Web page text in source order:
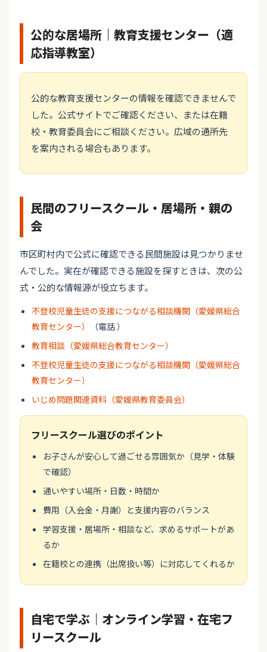
公的な居場所｜教育支援センター（適
応指導教室）
公的な教育支援センターの情報を確認できませんで
した。公式サイトでご確認ください、または在籍
校・教育委員会にご相談ください。広域の通所先
を案内される場合もあります。
民間のフリースクール・居場所・親の
会
市区町村内で公式に確認できる民間施設は見つかりませ
んでした。実在が確認できる施設を探すときは、次の公
式・公的な情報源が役立ちます。
不登校児童生徒の支援につながる相談機関（愛媛県総合
教育センター）
（電話 ）
教育相談（愛媛県総合教育センター）
不登校児童生徒の支援につながる相談機関（愛媛県総合
教育センター）
いじめ問題関連資料（愛媛県教育委員会）
フリースクール選びのポイント
お子さんが安心して過ごせる雰囲気か（見学・体験
で確認）
通いやすい場所・日数・時間か
費用（入会金・月謝）と支援内容のバランス
学習支援・居場所・相談など、求めるサポートがあ
るか
在籍校との連携（出席扱い等）に対応してくれるか
自宅で学ぶ｜オンライン学習・在宅フ
リースクール